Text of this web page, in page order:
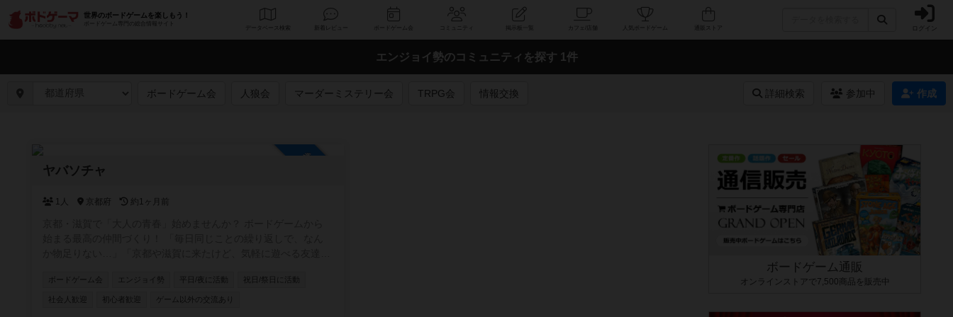
世界のボードゲームを楽しもう！
ボードゲーム専門の総合情報サイト
データベース コミュニティ 人気ボードゲーム ログイン
エンジョイ勢のコミュニティを探す 1件
ボードゲーム会 人狼会 マーダーミステリー会 TRPG会 情報交換 詳細検索 参加中 作成
ヤバソチャ
1人 京都府 約1ヶ月前
に、忘れかけていた「楽しい！」や「ワクワク」を再発見しませ
んか？ このイベントは、「ボードゲームを通じて、気軽に遊べ
ボードゲーム会 エンジョイ勢 平日/夜に活動 祝日/祭日に活動
社会人歓迎 初心者歓迎 ゲーム以外の交流あり
ボードゲーム通販
オンラインストアで7,500商品を販売中